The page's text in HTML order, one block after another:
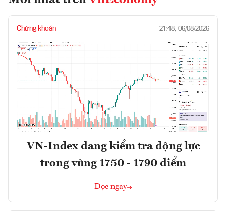
Chứng khoán 21:48, 06/08/2026
VN-Index đang kiểm tra động lực
trong vùng 1750 - 1790 điểm
Đọc ngay